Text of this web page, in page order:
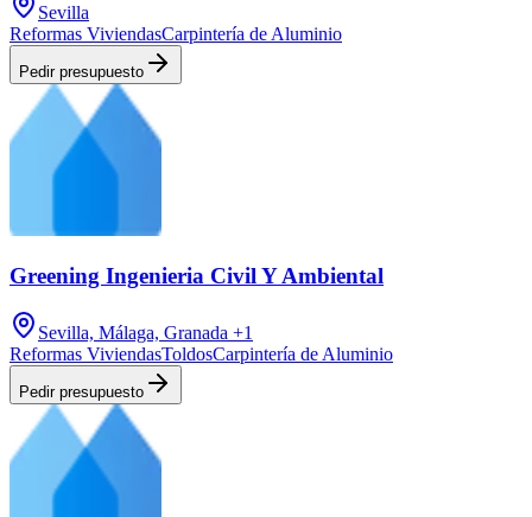
Sevilla
Reformas ViviendasCarpintería de Aluminio
Pedir presupuesto
Greening Ingenieria Civil Y Ambiental
Sevilla, Málaga, Granada +1
Reformas ViviendasToldosCarpintería de Aluminio
Pedir presupuesto